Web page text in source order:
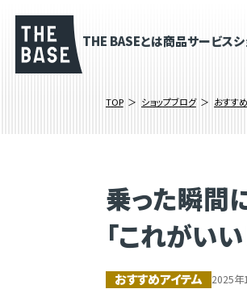
THE BASEとは商品サービス
TOP ショップブログ おすす
乗った瞬間
「これがい
おすすめアイテム 2025年